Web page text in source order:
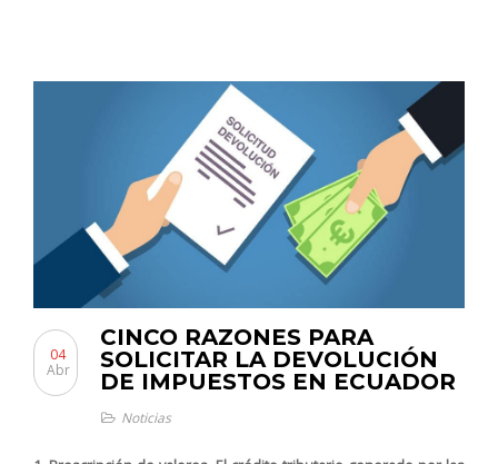
CINCO RAZONES PARA
SOLICITAR LA DEVOLUCIÓN
DE IMPUESTOS EN ECUADOR
04
Abr
Noticias